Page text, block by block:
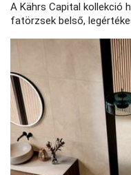
A Kährs Capital kollekció
fatörzsek belső,